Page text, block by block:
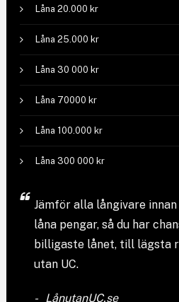
Låna 20.000 kr
Låna 25.000 kr
Låna 30 000 kr
Låna 70000 kr
Låna 100.000 kr
Låna 300 000 kr
Jämför alla långivareinnan
låna pengar, så du har
billigaste lånet, till lägsta
utan UC.
LånutanUC.se